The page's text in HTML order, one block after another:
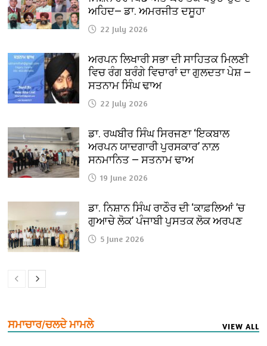
ਅਹਿਦ— ਡਾ. ਅਮਰਜੀਤ ਦਸੂਹਾ
22 July 2026
ਅਰਪਨ ਲਿਖਾਰੀ ਸਭਾ ਦੀ ਸਾਹਿਤਕ ਮਿਲਣੀ
ਵਿਚ ਰੰਗ ਬਰੰਗੇ ਵਿਚਾਰਾਂ ਦਾ ਗੁਲਦਤਾ ਪੇਸ਼ —
ਸਤਨਾਮ ਸਿੰਘ ਢਾਅ
22 July 2026
ਡਾ. ਰਘਬੀਰ ਸਿੰਘ ਸਿਰਜਣਾ ‘ਇਕਬਾਲ
ਅਰਪਨ ਯਾਦਗਾਰੀ ਪੁਰਸਕਾਰ’ ਨਾਲ਼
ਸਨਮਾਨਿਤ — ਸਤਨਾਮ ਢਾਅ
19 June 2026
ਡਾ. ਨਿਸ਼ਾਨ ਸਿੰਘ ਰਾਠੌਰ ਦੀ ‘ਕਾਫ਼ਲਿਆਂ ’ਚ
ਗੁਆਚੇ ਲੋਕ’ ਪੰਜਾਬੀ ਪੁਸਤਕ ਲੋਕ ਅਰਪਣ
5 June 2026
ਸਮਾਚਾਰ/ਚਲਦੇ ਮਾਮਲੇ VIEW ALL